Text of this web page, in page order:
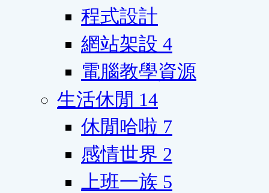
程式設計
網站架設 4
電腦教學資源
生活休閒 14
休閒哈啦 7
感情世界 2
上班一族 5